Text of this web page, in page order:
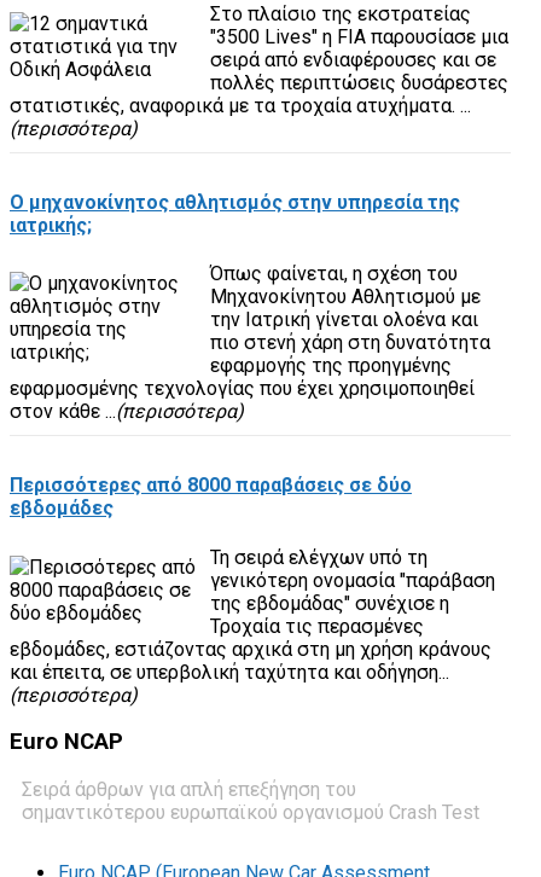
Στο πλαίσιο της εκστρατείας
"3500 Lives" η FIA παρουσίασε μια
σειρά από ενδιαφέρουσες και σε
πολλές περιπτώσεις δυσάρεστες
στατιστικές, αναφορικά με τα τροχαία ατυχήματα. ...
(περισσότερα)
Ο μηχανοκίνητος αθλητισμός στην υπηρεσία της
ιατρικής;
Όπως φαίνεται, η σχέση του
Μηχανοκίνητου Αθλητισμού με
την Ιατρική γίνεται ολοένα και
πιο στενή χάρη στη δυνατότητα
εφαρμογής της προηγμένης
εφαρμοσμένης τεχνολογίας που έχει χρησιμοποιηθεί
στον κάθε ...(περισσότερα)
Περισσότερες από 8000 παραβάσεις σε δύο
εβδομάδες
Τη σειρά ελέγχων υπό τη
γενικότερη ονομασία "παράβαση
της εβδομάδας" συνέχισε η
Τροχαία τις περασμένες
εβδομάδες, εστιάζοντας αρχικά στη μη χρήση κράνους
και έπειτα, σε υπερβολική ταχύτητα και οδήγηση...
(περισσότερα)
Euro NCAP
Σειρά άρθρων για απλή επεξήγηση του
σημαντικότερου ευρωπαϊκού οργανισμού Crash Test